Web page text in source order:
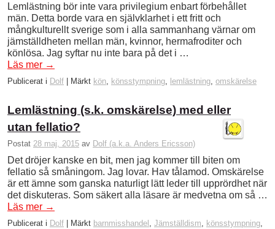
Lemlästning bör inte vara privilegium enbart förbehållet
män. Detta borde vara en självklarhet i ett fritt och
mångkulturellt sverige som i alla sammanhang värnar om
jämställdheten mellan män, kvinnor, hermafroditer och
könlösa. Jag syftar nu inte bara på det i …
Läs mer →
Publicerat i Dolf Märkt kön könsstympning lemlästning omskärelse
Lemlästning (s.k. omskärelse) med eller
utan fellatio?
Postat 28 maj, 2015 av Dolf (a.k.a. Anders Ericsson)
Det dröjer kanske en bit, men jag kommer till biten om
fellatio så småningom. Jag lovar. Hav tålamod. Omskärelse
är ett ämne som ganska naturligt lätt leder till upprördhet när
det diskuteras. Som säkert alla läsare är medvetna om så …
Läs mer →
Publicerat i Dolf Märkt barnmisshandel , Jämställdism, könsstympning,